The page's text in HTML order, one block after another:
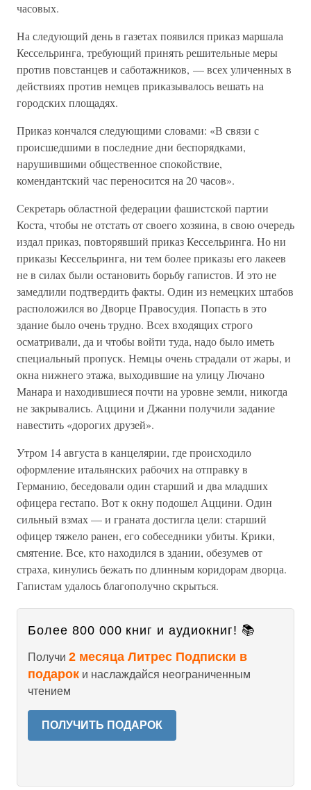
часовых.
На следующий день в газетах появился приказ маршала
Кессельринга, требующий принять решительные меры
против повстанцев и саботажников, — всех уличенных в
действиях против немцев приказывалось вешать на
городских площадях.
Приказ кончался следующими словами: «В связи с
происшедшими в последние дни беспорядками,
нарушившими общественное спокойствие,
комендантский час переносится на 20 часов».
Секретарь областной федерации фашистской партии
Коста, чтобы не отстать от своего хозяина, в свою очередь
издал приказ, повторявший приказ Кессельринга. Но ни
приказы Кессельринга, ни тем более приказы его лакеев
не в силах были остановить борьбу гапистов. И это не
замедлили подтвердить факты. Один из немецких штабов
расположился во Дворце Правосудия. Попасть в это
здание было очень трудно. Всех входящих строго
осматривали, да и чтобы войти туда, надо было иметь
специальный пропуск. Немцы очень страдали от жары, и
окна нижнего этажа, выходившие на улицу Лючано
Манара и находившиеся почти на уровне земли, никогда
не закрывались. Аццини и Джанни получили задание
навестить «дорогих друзей».
Утром 14 августа в канцелярии, где происходило
оформление итальянских рабочих на отправку в
Германию, беседовали один старший и два младших
офицера гестапо. Вот к окну подошел Аццини. Один
сильный взмах — и граната достигла цели: старший
офицер тяжело ранен, его собеседники убиты. Крики,
смятение. Все, кто находился в здании, обезумев от
страха, кинулись бежать по длинным коридорам дворца.
Гапистам удалось благополучно скрыться.
Более 800 000 книг и аудиокниг! 📚
Получи 2 месяца Литрес Подписки в
подарок и наслаждайся неограниченным
чтением
ПОЛУЧИТЬ ПОДАРОК